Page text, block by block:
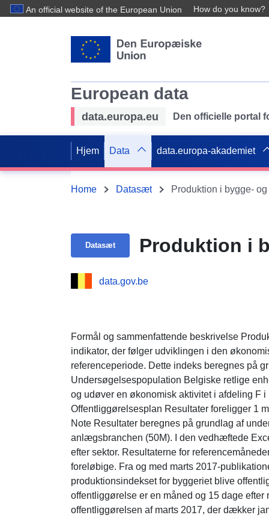
An official website of the European Union How do you know?
European data
data.europa.eu Den officielle portal
Hjem Data data.europa-akademiet
Home Datasæt Produktion i bygge-
Datasæt Produktion i
data.gov.be
Formål og sammenfattende beskrivelse
indikator, der følger udviklingen i den
referenceperiode. Dette indeks beregnes på
Undersøgelsespopulation Belgiske retlige
og udøver en økonomisk aktivitet i afdeling F
Offentliggørelsesplan Resultater foreligger 1
Note Resultater beregnes på grundlag af
anlægsbranchen (50M). I den vedhæftede
efter sektor. Resultaterne for
foreløbige. Fra og med marts 2017-
produktionsindekset for byggeriet blive
offentliggørelse er en måned og 15 dage efter
offentliggørelsen af marts 2017, der dækker